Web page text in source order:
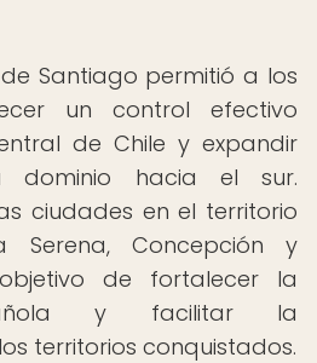
Santiago permitió a los
un control efectivo
de Chile y expandir
dominio hacia el sur.
ciudades en el territorio
Serena, Concepción y
de fortalecer la
y facilitar la
territorios conquistados.